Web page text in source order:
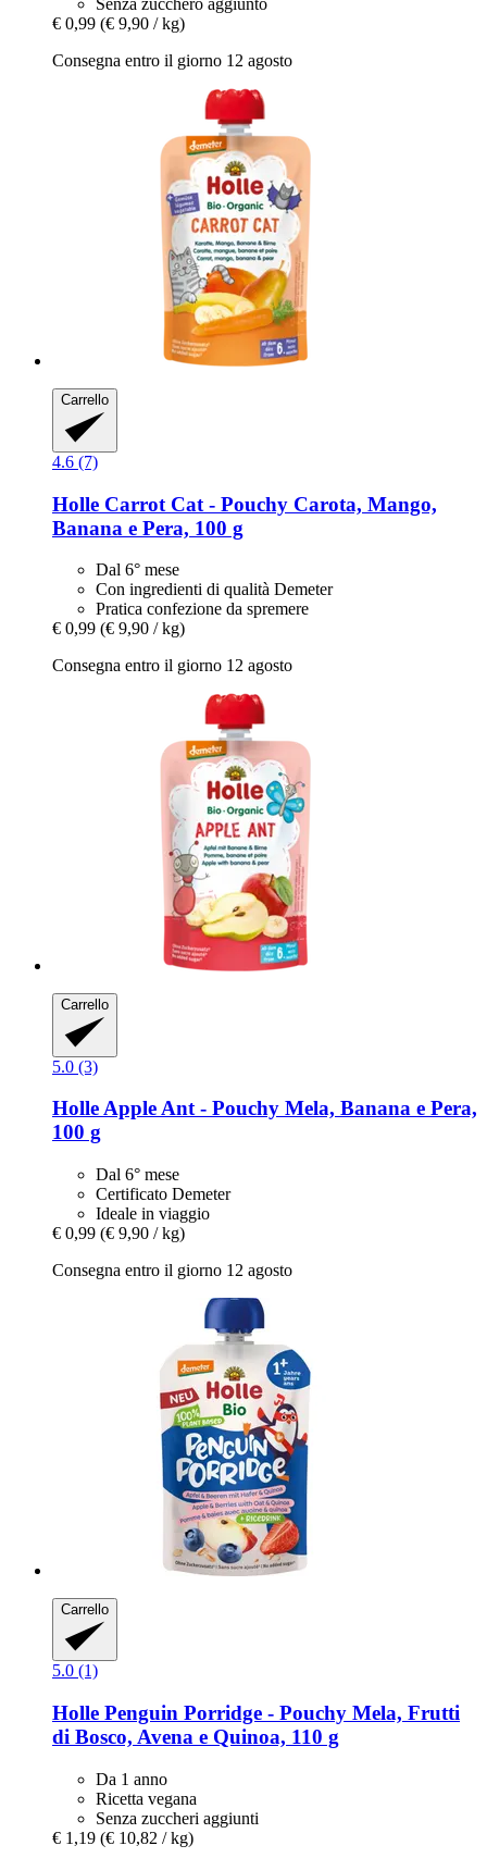
Senza zucchero aggiunto
€ 0,99 (€ 9,90 / kg)
Consegna entro il giorno 12 agosto
Carrello
4.6 (7)
Holle Carrot Cat -​ Pouchy Carota, Mango,
Banana e Pera, 100 g
Dal 6° mese
Con ingredienti di qualità Demeter
Pratica confezione da spremere
€ 0,99 (€ 9,90 / kg)
Consegna entro il giorno 12 agosto
Carrello
5.0 (3)
HolleApple Ant -​ Pouchy Mela, Banana e Pera,
100 g
Dal 6° mese
Certificato Demeter
Ideale in viaggio
€ 0,99 (€ 9,90 / kg)
Consegna entro il giorno 12 agosto
Carrello
5.0 (1)
Holle Penguin Porridge -​ Pouchy Mela, Frutti
di Bosco, Avena e Quinoa, 110 g
Da 1 anno
Ricetta vegana
Senza zuccheri aggiunti
€ 1,19 (€ 10,82 / kg)